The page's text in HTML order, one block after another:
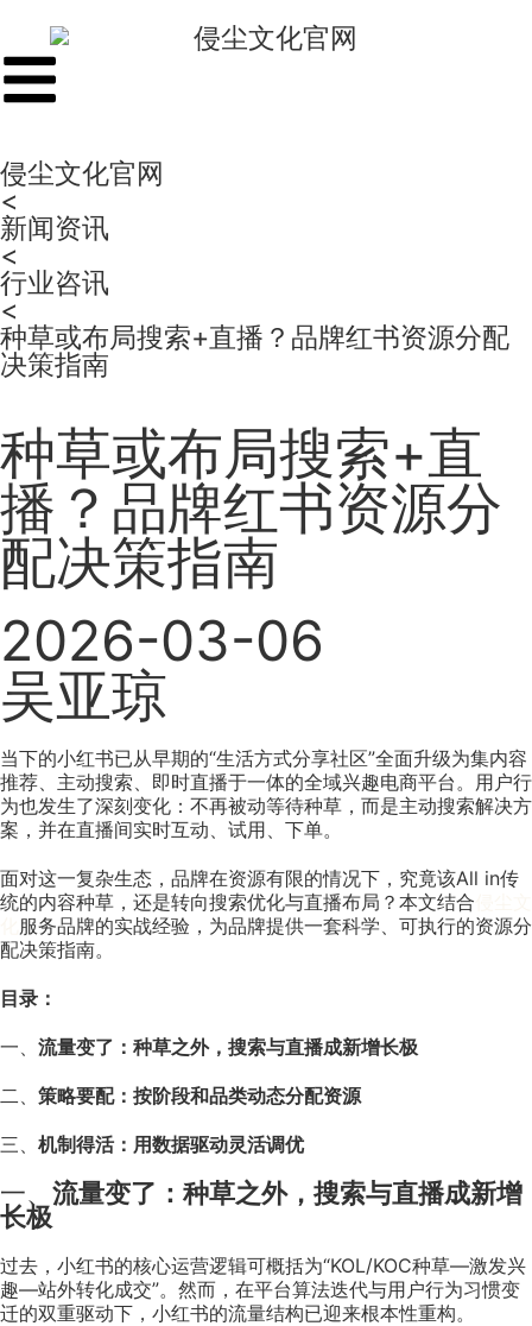
侵尘文化官网​
<
新闻资讯
<
行业咨讯
<
种草或布局搜索+直播？品牌红书资源分配
决策指南
种草或布局搜索+直
播？品牌红书资源分
配决策指南
2026-03-06
吴亚琼
当下的小红书已从早期的“生活方式分享社区”全面升级为集内容
推荐、主动搜索、即时直播于一体的全域兴趣电商平台。用户行
为也发生了深刻变化：不再被动等待种草，而是主动搜索解决方
案，并在直播间实时互动、试用、下单。
面对这一复杂生态，品牌在资源有限的情况下，究竟该All in传
统的内容种草，还是转向搜索优化与直播布局？本文结合
服务品牌的实战经验，为品牌提供一套科学、可执行的资源分
配决策指南。
目录：
一、 流量变了：种草之外，搜索与直播成新增长极
二、 策略要配：按阶段和品类动态分配资源
三、 机制得活：用数据驱动灵活调优
一、 流量变了：种草之外，搜索与直播成新增
长极
过去，小红书的核心运营逻辑可概括为“KOL/KOC种草—激发兴
趣—站外转化成交”。然而，在平台算法迭代与用户行为习惯变
迁的双重驱动下，小红书的流量结构已迎来根本性重构。